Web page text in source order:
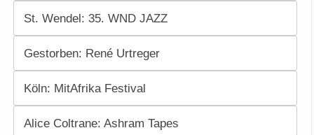
St. Wendel: 35. WND JAZZ
Gestorben: René Urtreger
Köln: MitAfrika Festival
Alice Coltrane: Ashram Tapes